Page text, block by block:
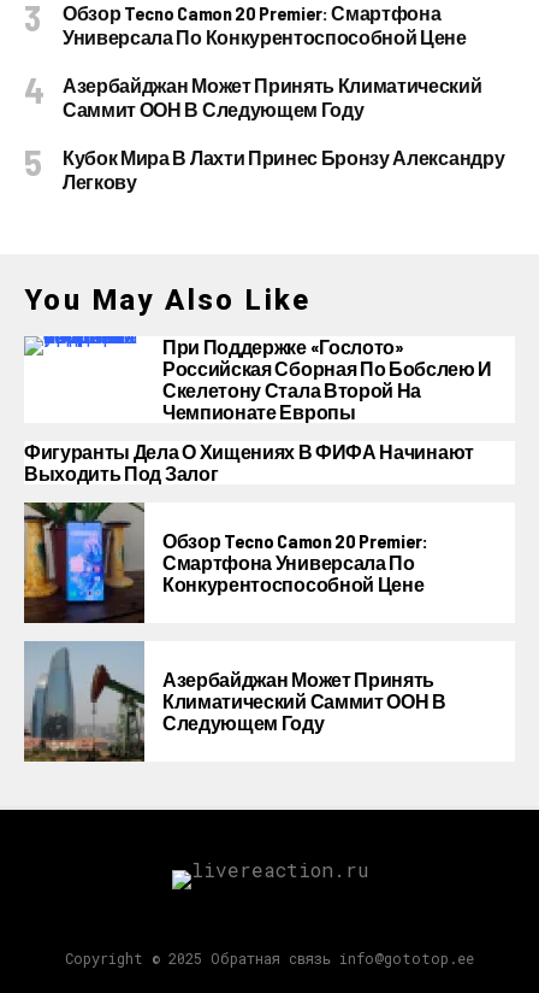
Обзор Tecno Camon 20 Premier: Смартфона
Универсала По Конкурентоспособной Цене
Азербайджан Может Принять Климатический
Саммит ООН В Следующем Году
Кубок Мира В Лахти Принес Бронзу Александру
Легкову
You May Also Like
При Поддержке «Гослото»
Российская Сборная По Бобслею И
Скелетону Стала Второй На
Чемпионате Европы
Фигуранты Дела О Хищениях В ФИФА Начинают
Выходить Под Залог
Обзор Tecno Camon 20 Premier:
Смартфона Универсала По
Конкурентоспособной Цене
Азербайджан Может Принять
Климатический Саммит ООН В
Следующем Году
Copyright © 2025 Обратная связь info@gototop.ee